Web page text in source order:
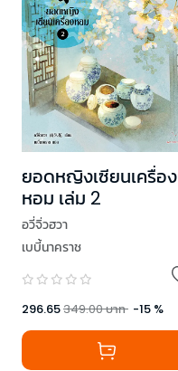
ยอดหญิงเซียนเครื่อง
หอม เล่ม 2
อวี่จิ่วฮวา
เบบี้นาคราช
296.65349.00บาท -15 %